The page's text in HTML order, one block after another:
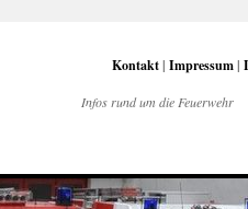
Kontakt| Impressum|
Infos rund um die Feuerwehr